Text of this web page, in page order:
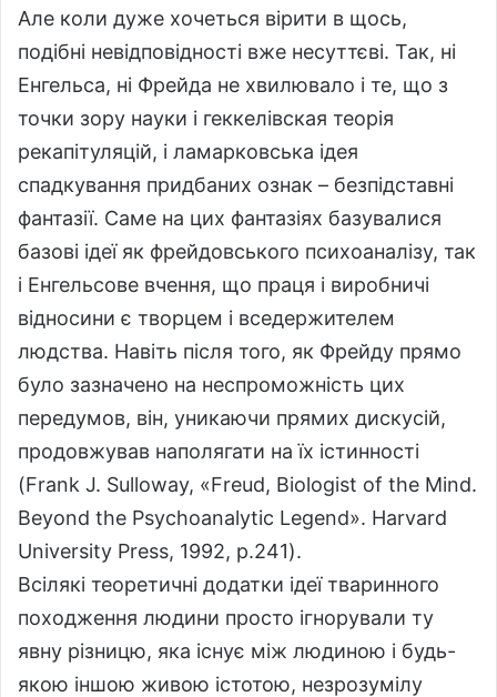
Але коли дуже хочеться вірити в щось,
подібні невідповідності вже несуттєві. Так, ні
Енгельса, ні Фрейда не хвилювало і те, що з
точки зору науки і геккелівская теорія
рекапітуляцій, і ламарковська ідея
спадкування придбаних ознак – безпідставні
фантазії. Саме на цих фантазіях базувалися
базові ідеї як фрейдовського психоаналізу, так
і Енгельсове вчення, що праця і виробничі
відносини є творцем і вседержителем
людства. Навіть після того, як Фрейду прямо
було зазначено на неспроможність цих
передумов, він, уникаючи прямих дискусій,
продовжував наполягати на їх істинності
(Frank J. Sulloway, «Freud, Biologist of the Mind.
Beyond the Psychoanalytic Legend». Harvard
University Press, 1992, p.241).
Всілякі теоретичні додатки ідеї тваринного
походження людини просто ігнорували ту
явну різницю, яка існує між людиною і будь-
якою іншою живою істотою, незрозумілу